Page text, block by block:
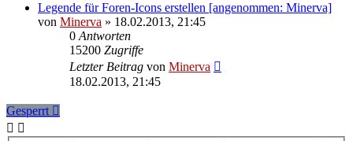
Legende für Foren-Icons erstellen [angenommen: Minerva]
von Minerva » 18.02.2013, 21:45
0 Antworten
15200 Zugriffe
Letzter Beitrag von Minerva
18.02.2013, 21:45
Gesperrt